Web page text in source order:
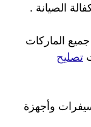
الصيانة .
الماركات
تصليح
وأجهزة